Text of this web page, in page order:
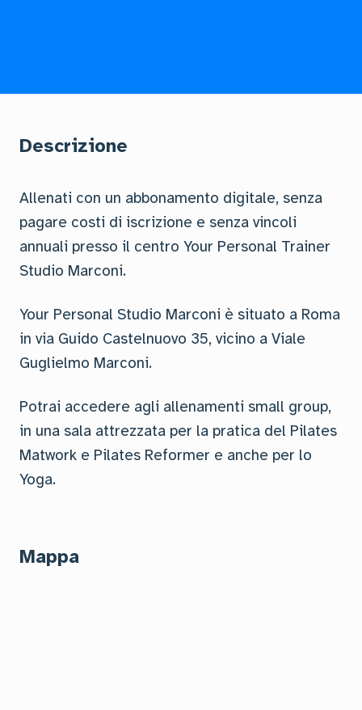
Descrizione
Allenati con un abbonamento digitale, senza
pagare costi di iscrizione e senza vincoli
annuali presso il centro Your Personal Trainer
Studio Marconi.
Your Personal Studio Marconi è situato a Roma
in via Guido Castelnuovo 35, vicino a Viale
Guglielmo Marconi.
Potrai accedere agli allenamenti small group,
in una sala attrezzata per la pratica del Pilates
Matwork e Pilates Reformer e anche per lo
Yoga.
Mappa